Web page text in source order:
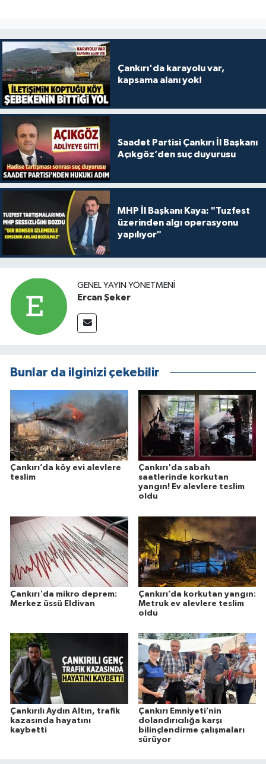
Çankırı'da karayolu var,
kapsama alanı yok!
Saadet Partisi Çankırı İl Başkanı
Açıkgöz’den suç duyurusu
MHP İl Başkanı Kaya: "Tuzfest
üzerinden algı operasyonu
yapılıyor"
GENEL YAYIN YÖNETMENI
Ercan Şeker
Bunlar da ilginizi çekebilir
Çankırı’da köy evi alevlere
teslim
Çankırı'da sabah
saatlerinde korkutan
yangın! Ev alevlere teslim
oldu
Çankırı'da mikro deprem:
Merkez üssü Eldivan
Çankırı’da korkutan yangın:
Metruk ev alevlere teslim
oldu
Çankırılı Aydın Altın, trafik
kazasında hayatını
kaybetti
Çankırı Emniyeti’nin
dolandırıcılığa karşı
bilinçlendirme çalışmaları
sürüyor